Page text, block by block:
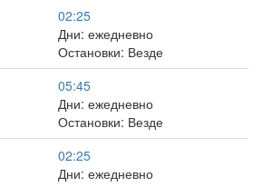
02:25
Дни: ежедневно
Остановки: Везде
05:45
Дни: ежедневно
Остановки: Везде
02:25
Дни: ежедневно